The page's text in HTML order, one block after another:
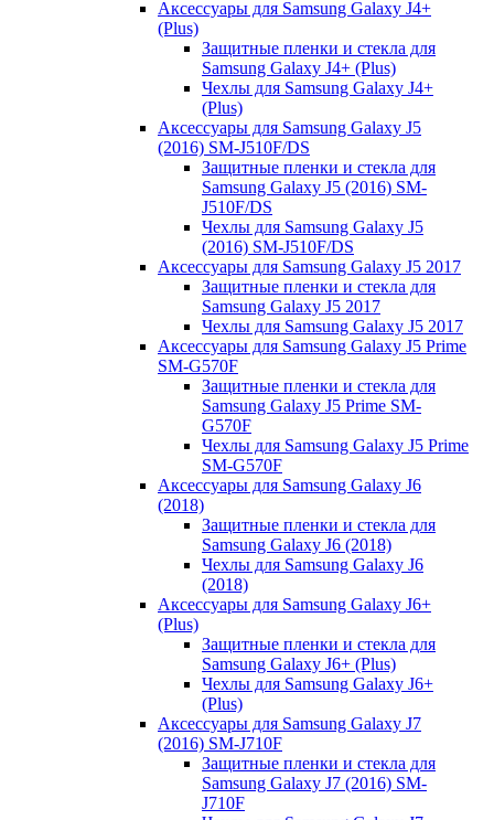
Аксессуары для Samsung Galaxy J4+
(Plus)
Защитные пленки и стекла для
Samsung Galaxy J4+ (Plus)
Чехлы для Samsung Galaxy J4+
(Plus)
Аксессуары для Samsung Galaxy J5
(2016) SM-J510F/DS
Защитные пленки и стекла для
Samsung Galaxy J5 (2016) SM-
J510F/DS
Чехлы для Samsung Galaxy J5
(2016) SM-J510F/DS
Аксессуары для Samsung Galaxy J5 2017
Защитные пленки и стекла для
Samsung Galaxy J5 2017
Чехлы для Samsung Galaxy J5 2017
Аксессуары для Samsung Galaxy J5 Prime
SM-G570F
Защитные пленки и стекла для
Samsung Galaxy J5 Prime SM-
G570F
Чехлы для Samsung Galaxy J5 Prime
SM-G570F
Аксессуары для Samsung Galaxy J6
(2018)
Защитные пленки и стекла для
Samsung Galaxy J6 (2018)
Чехлы для Samsung Galaxy J6
(2018)
Аксессуары для Samsung Galaxy J6+
(Plus)
Защитные пленки и стекла для
Samsung Galaxy J6+ (Plus)
Чехлы для Samsung Galaxy J6+
(Plus)
Аксессуары для Samsung Galaxy J7
(2016) SM-J710F
Защитные пленки и стекла для
Samsung Galaxy J7 (2016) SM-
J710F